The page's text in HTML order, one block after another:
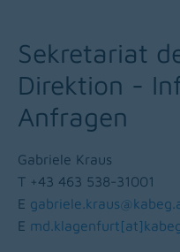
Sekretariat
Direktion -
Anfragen
Gabriele Kraus
T +43 463 538-31001
E
E